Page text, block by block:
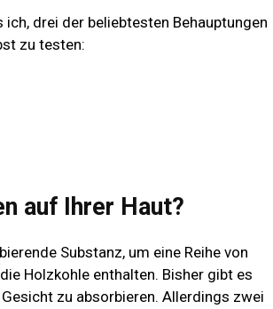
drei der beliebtesten Behauptungen
zu testen:
auf Ihrer Haut?
Substanz, um eine Reihe von
Holzkohle enthalten. Bisher gibt es
zu absorbieren. Allerdings zwei